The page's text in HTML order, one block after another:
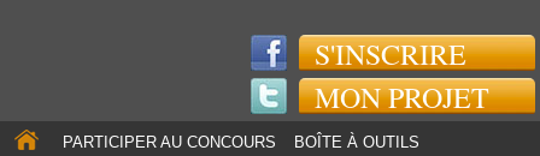
S'INSCRIRE
MON PROJET
PARTICIPER AU CONCOURS BOÎTE À OUTILS